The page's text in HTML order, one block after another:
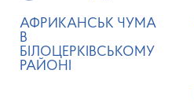
АФРИКАНСЬК ЧУМА
В
БІЛОЦЕРКІВСЬКОМУ
РАЙОНІ